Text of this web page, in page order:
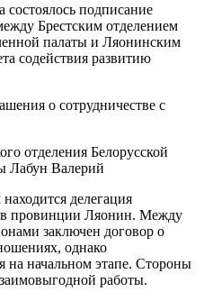
подписание
Брестским отделением
палаты и Ляонинским
содействия развитию
отделения Белорусской
Лабун Валерий
делегация
провинции Ляонин. Между
заключен договор о
однако
на начальном этапе. Стороны
работы.